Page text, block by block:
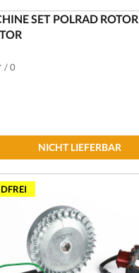
SET POLRAD ROTOR
/ 0
NICHT LIEFERBAR